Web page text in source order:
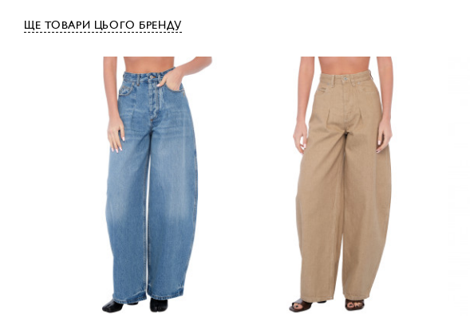
ЩЕ ТОВАРИ ЦЬОГО БРЕНДУ